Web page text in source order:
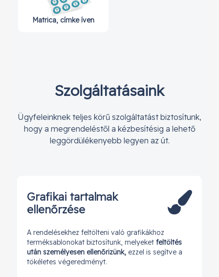
Matrica, címke íven
Szolgáltatásaink
Ügyfeleinknek teljes körű szolgáltatást biztosítunk,
hogy a megrendeléstől a kézbesítésig a lehető
leggördülékenyebb legyen az út.
Grafikai tartalmak
ellenőrzése
A rendelésekhez feltölteni való grafikákhoz
terméksablonokat biztosítunk, melyeket feltöltés
után személyesen ellenőrizünk, ezzel is segítve a
tökéletes végeredményt.